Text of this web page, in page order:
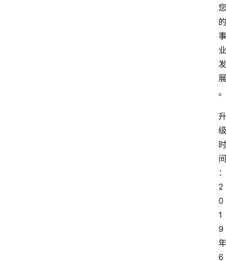
您
的
事
业
发
展
。
升
级
时
间
：
2
0
1
9
年
6